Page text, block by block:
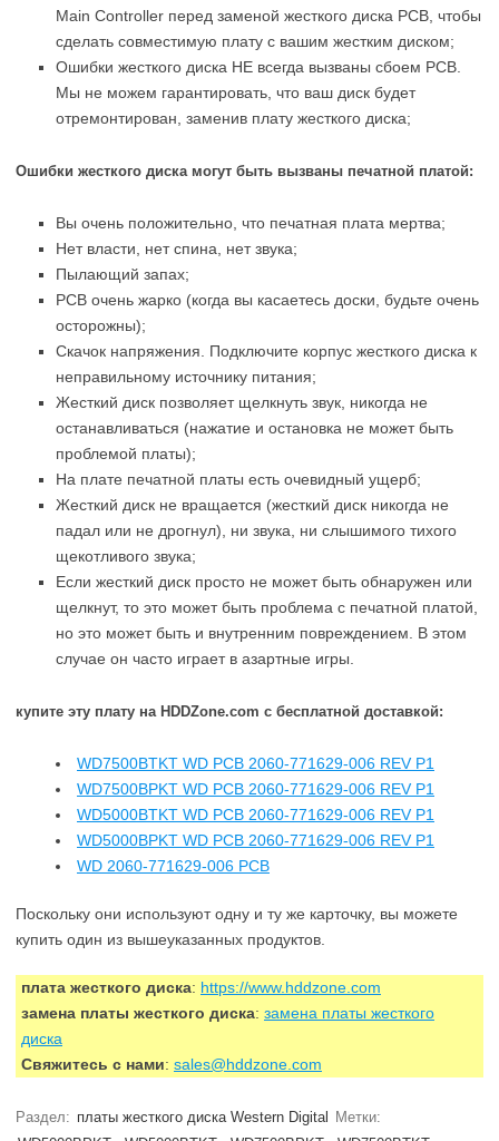
Main Controller перед заменой жесткого диска PCB, чтобы
сделать совместимую плату с вашим жестким диском;
Ошибки жесткого диска НЕ всегда вызваны сбоем PCB.
Мы не можем гарантировать, что ваш диск будет
отремонтирован, заменив плату жесткого диска;
Ошибки жесткого диска могут быть вызваны печатной платой:
Вы очень положительно, что печатная плата мертва;
Нет власти, нет спина, нет звука;
Пылающий запах;
PCB очень жарко (когда вы касаетесь доски, будьте очень
осторожны);
Скачок напряжения. Подключите корпус жесткого диска к
неправильному источнику питания;
Жесткий диск позволяет щелкнуть звук, никогда не
останавливаться (нажатие и остановка не может быть
проблемой платы);
На плате печатной платы есть очевидный ущерб;
Жесткий диск не вращается (жесткий диск никогда не
падал или не дрогнул), ни звука, ни слышимого тихого
щекотливого звука;
Если жесткий диск просто не может быть обнаружен или
щелкнут, то это может быть проблема с печатной платой,
но это может быть и внутренним повреждением. В этом
случае он часто играет в азартные игры.
купите эту плату на HDDZone.com с бесплатной доставкой:
WD7500BTKT WD PCB 2060-771629-006 REV P1
WD7500BPKT WD PCB 2060-771629-006 REV P1
WD5000BTKT WD PCB 2060-771629-006 REV P1
WD5000BPKT WD PCB 2060-771629-006 REV P1
WD 2060-771629-006 PCB
Поскольку они используют одну и ту же карточку, вы можете
купить один из вышеуказанных продуктов.
плата жесткого диска: https://www.hddzone.com
замена платы жесткого диска: замена платы жесткого
диска
Свяжитесь с нами: sales@hddzone.com
Раздел: платы жесткого диска Western Digital
Метки: